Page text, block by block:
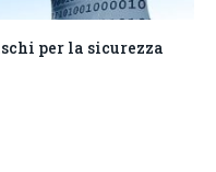
per la sicurezza